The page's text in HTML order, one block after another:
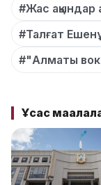
#Жас ақындар
#Талғат
#"Алматы
Ұқсас